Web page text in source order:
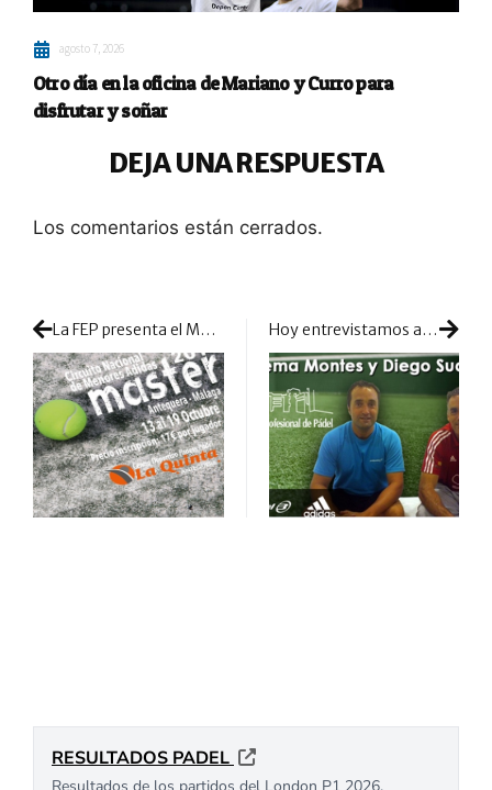
agosto 7, 2026
Otro día en la oficina de Mariano y Curro para
disfrutar y soñar
DEJA UNA RESPUESTA
Los comentarios están cerrados.
La FEP presenta el Master de Menores en Málaga Hoy entrevistamos a…Chema Montes y Diego Suárez